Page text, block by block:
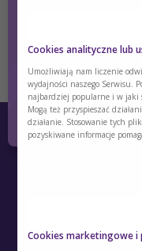
Zaloguj się
zakresu
Tak
Cookies analityczne lub
Umożliwiają nam liczenie
wydajności naszego Serwisu.
najbardziej popularne i w jaki
Mogą też przyspieszać
działanie. Stosowanie tych
pozyskiwane informacje
Cookies marketingowe i